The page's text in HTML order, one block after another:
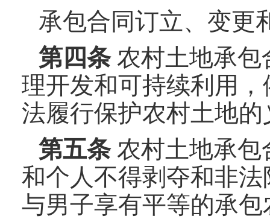
承包合同订立、变更
第四条农村土地承包
理开发和可持续利用
法履行保护农村土地的
第五条农村土地承包
和个人不得剥夺和非
与男子享有平等的承